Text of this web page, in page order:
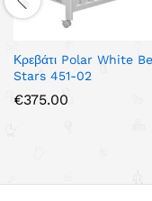
Κρεβάτι Polar White
Stars 451-02
€375.00